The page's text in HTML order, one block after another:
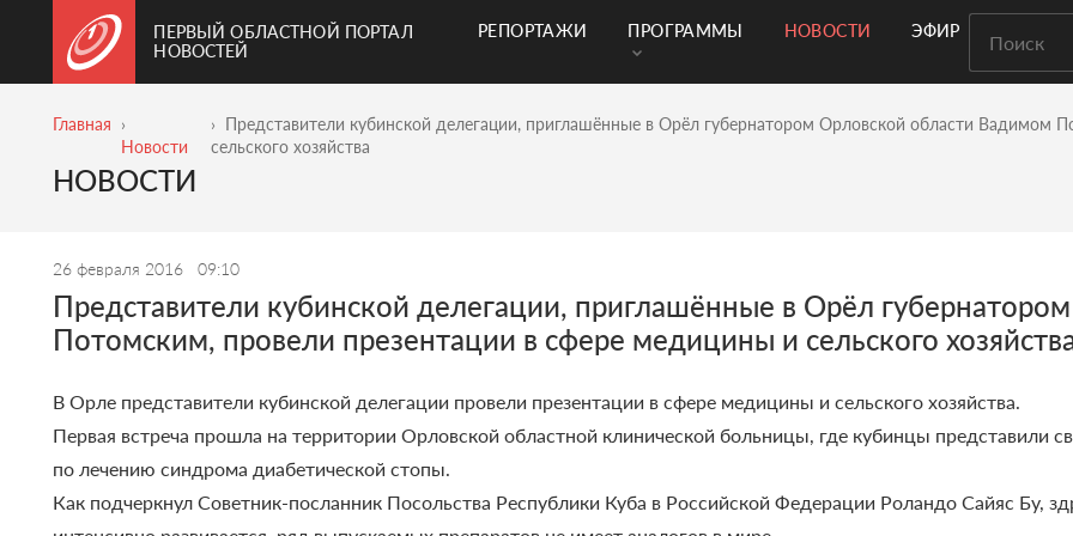
ПЕРВЫЙ ОБЛАСТНОЙ ПОРТАЛ
НОВОСТЕЙ
РЕПОРТАЖИ ПРОГРАММЫ НОВОСТИ ЭФИР
Главная
Новости
Представители кубинской делегации, приглашённые в Орёл губернатором Орловской области Вадимом
сельского хозяйства
НОВОСТИ
26 февраля 2016 09:10
Представители кубинской делегации, приглашённые в Орёл
Потомским, провели презентации в сфере медицины и сельского
В Орле представители кубинской делегации провели презентации в сфере медицины и сельского хозяйства.
Первая встреча прошла на территории Орловской областной клинической больницы, где кубинцы представили
по лечению синдрома диабетической стопы.
Как подчеркнул Советник-посланник Посольства Республики Куба в Российской Федерации Роландо Сайяс Бу,